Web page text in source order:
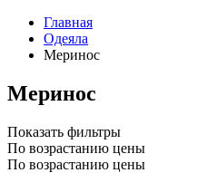
Главная
Одеяла
Меринос
Меринос
Показать фильтры
По возрастанию цены
По возрастанию цены